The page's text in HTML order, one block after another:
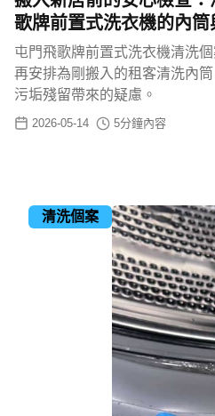
歌牌前置式洗衣機的內
屯門飛歌牌前置式洗衣機清洗
再安排為剛搬入的租客清洗內
污垢殘留帶來的疑慮。
2026-05-14 5分鐘內容
清洗個案